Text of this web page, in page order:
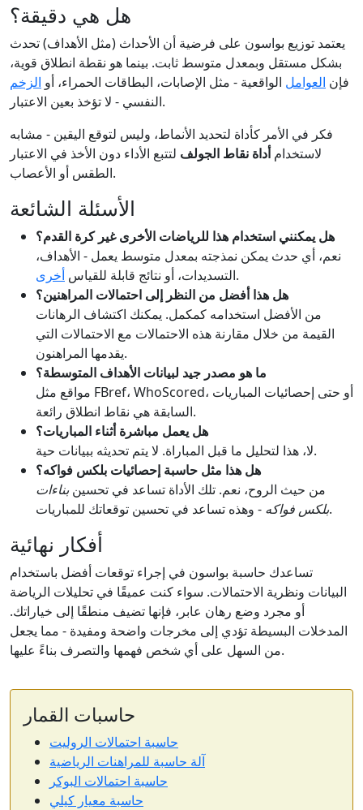
هل هي دقيقة؟
يعتمد توزيع بواسون على فرضية أن الأحداث (مثل الأهداف) تحدث
بشكل مستقل وبمعدل متوسط ثابت. بينما هو نقطة انطلاق قوية،
فإن العوامل الواقعية - مثل الإصابات، البطاقات الحمراء، أو الزخم
النفسي - لا تؤخذ بعين الاعتبار.
فكر في الأمر كأداة لتحديد الأنماط، وليس لتوقع اليقين - مشابه
لاستخدامأداة نقاط الجولف لتتبع الأداء دون الأخذ في الاعتبار
الطقس أو الأعصاب.
الأسئلة الشائعة
هل يمكنني استخدام هذا للرياضات الأخرى غير كرة القدم؟
نعم، أي حدث يمكن نمذجته بمعدل متوسط يعمل - الأهداف،
التسديدات، أو نتائج قابلة للقياس أخرى
.
هل هذا أفضل من النظر إلى احتمالات المراهنين؟
من الأفضل استخدامه كمكمل. يمكنك اكتشاف الرهانات
القيمة من خلال مقارنة هذه الاحتمالات مع الاحتمالات التي
يقدمها المراهنون.
ما هو مصدر جيد لبيانات الأهداف المتوسطة؟
مواقع مثل FBref، WhoScored، أو حتى إحصائيات المباريات
السابقة هي نقاط انطلاق رائعة.
هل يعمل مباشرة أثناء المباريات؟
لا، هذا لتحليل ما قبل المباراة. لا يتم تحديثه ببيانات حية.
هل هذا مثل حاسبة إحصائيات بلكس فواكه؟
من حيث الروح، نعم. تلك الأداة تساعد في تحسين بناءات
بلكس فواكه- وهذه تساعد في تحسين توقعاتك للمباريات.
أفكار نهائية
تساعدك حاسبة بواسون في إجراء توقعات أفضل باستخدام
البيانات ونظرية الاحتمالات. سواء كنت عميقًا في تحليلات الرياضة
أو مجرد وضع رهان عابر، فإنها تضيف منطقًا إلى خياراتك.
المدخلات البسيطة تؤدي إلى مخرجات واضحة ومفيدة - مما يجعل
من السهل على أي شخص فهمها والتصرف بناءً عليها.
حاسبات القمار
حاسبة احتمالات الروليت
آلة حاسبة للمراهنات الرياضية
حاسبة احتمالات البوكر
حاسبة معيار كيلي